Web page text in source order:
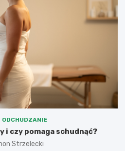
ODCHUDZANIE
i czy pomaga schudnąć?
Strzelecki